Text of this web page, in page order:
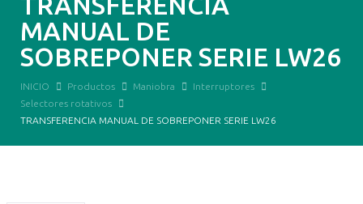
MANUAL DE
SOBREPONER SERIE LW26
INICIO Productos Maniobra
Interruptores
Selectores rotativos
TRANSFERENCIA MANUAL DE SOBREPONER SERIE LW26